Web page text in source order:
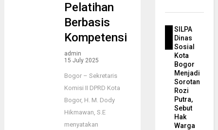
Pelatihan
Berbasis
Kompetensi
admin
15 July 2025
Bogor – Sekretaris
Komisi II DPRD Kota
Bogor, H. M. Dody
Hikmawan, S.E
menyatakan
SILPA
Dinas
Sosial
Kota
Bogor
Menjadi
Sorotan
Rozi
Putra,
Sebut
Hak
Warga